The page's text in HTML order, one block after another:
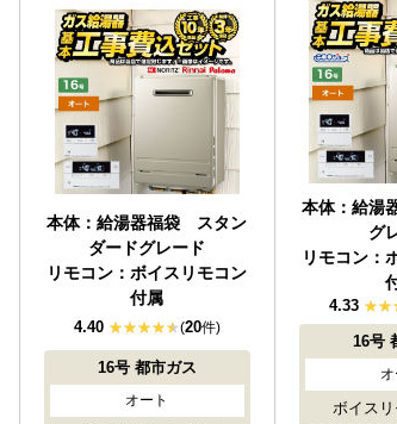
本体：給湯器福袋 スタン
ダードグレード
リモコン：ボイスリモコン
付属
4.40 (20件)
16号都市ガス
オート
本体：給湯
グ
リモコン：
4.33
16号
オ
ボイス